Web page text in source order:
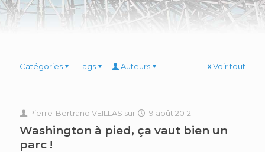
Catégories Tags Auteurs Voir tout
Pierre-Bertrand VEILLAS sur 19 août 2012
Washington à pied, ça vaut bien un
parc !